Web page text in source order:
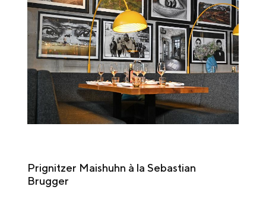
Prignitzer Maishuhn à la Sebastian
Brugger